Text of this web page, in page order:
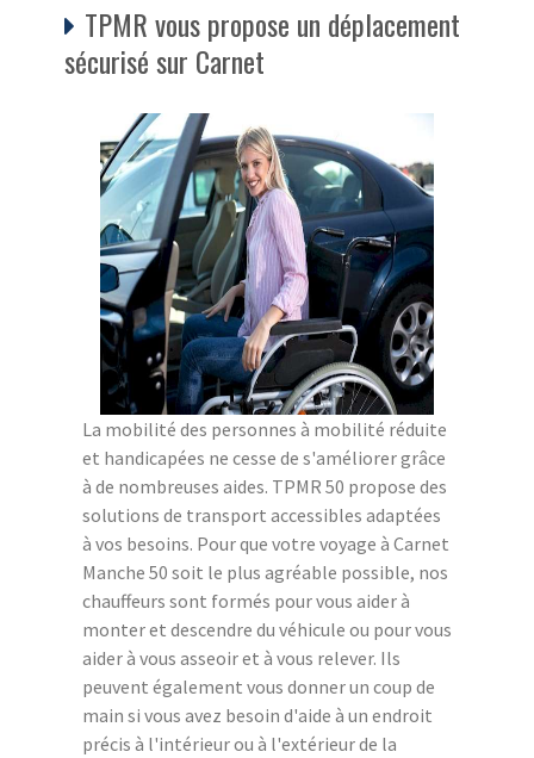
TPMR vous propose un déplacement
sécurisé sur Carnet
La mobilité des personnes à mobilité réduite
et handicapées ne cesse de s'améliorer grâce
à de nombreuses aides. TPMR 50 propose des
solutions de transport accessibles adaptées
à vos besoins. Pour que votre voyage à Carnet
Manche 50 soit le plus agréable possible, nos
chauffeurs sont formés pour vous aider à
monter et descendre du véhicule ou pour vous
aider à vous asseoir et à vous relever. Ils
peuvent également vous donner un coup de
main si vous avez besoin d'aide à un endroit
précis à l'intérieur ou à l'extérieur de la